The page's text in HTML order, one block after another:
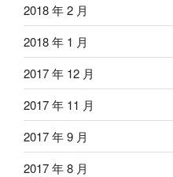
2018 年 2 月
2018 年 1 月
2017 年 12 月
2017 年 11 月
2017 年 9 月
2017 年 8 月